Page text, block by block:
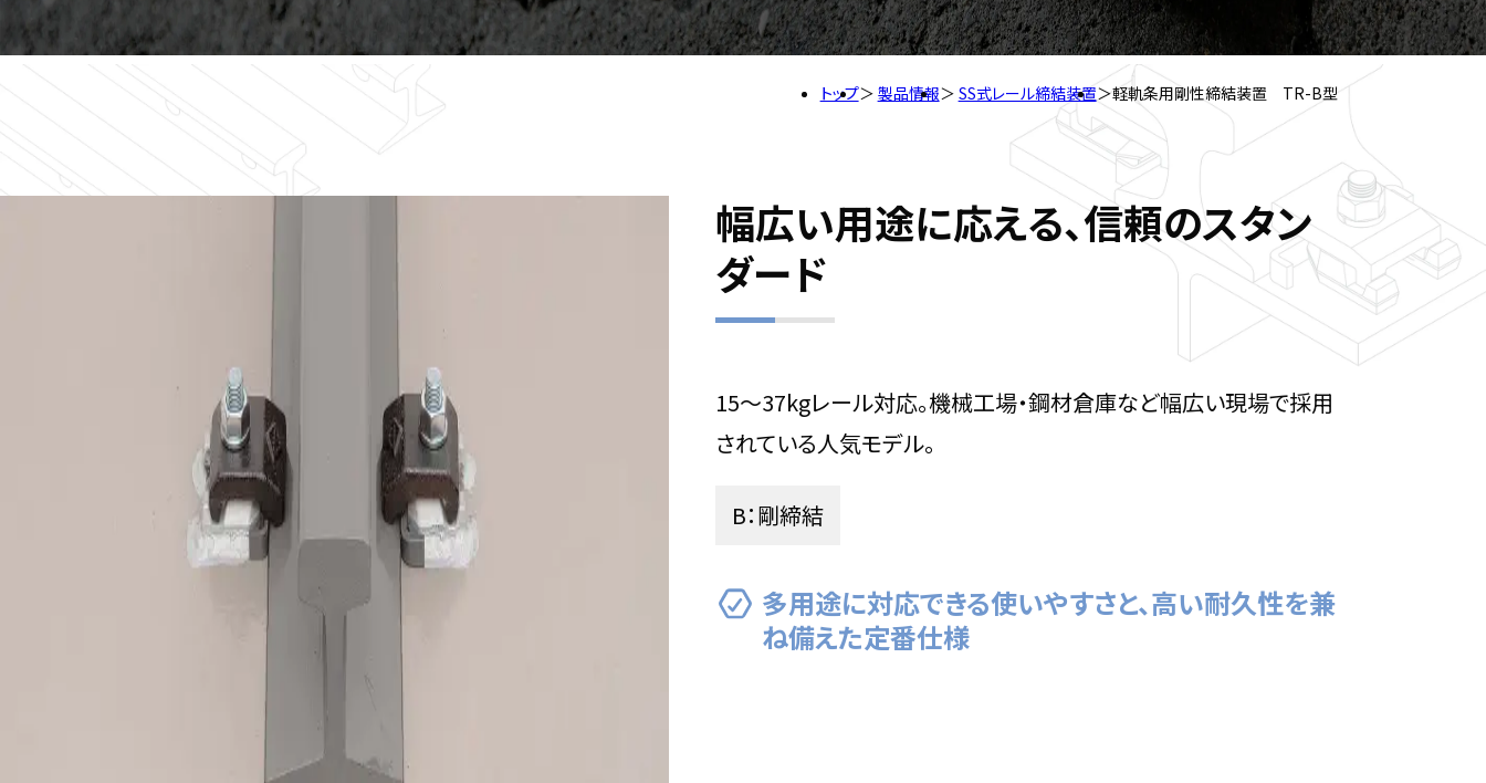
トップ 製品情報 SS式レール締結装置 軽軌条用剛性締結装置 TR-B型
幅広い用途に応える、信頼のスタン
ダード
15〜37kgレール対応。機械工場・鋼材倉庫など幅広い現場で採用
されている人気モデル。
B：剛締結
多用途に対応できる使いやすさと、高い耐久性を兼
ね備えた定番仕様